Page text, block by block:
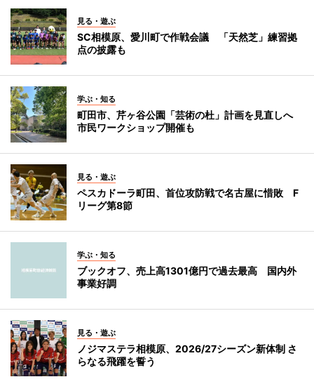
見る・遊ぶ
SC相模原、愛川町で作戦会議 「天然芝」練習拠
点の披露も
学ぶ・知る
町田市、芹ヶ谷公園「芸術の杜」計画を見直しへ
市民ワークショップ開催も
見る・遊ぶ
ペスカドーラ町田、首位攻防戦で名古屋に惜敗 F
リーグ第8節
学ぶ・知る
ブックオフ、売上高1301億円で過去最高 国内外
事業好調
見る・遊ぶ
ノジマステラ相模原、2026/27シーズン新体制 さ
らなる飛躍を誓う